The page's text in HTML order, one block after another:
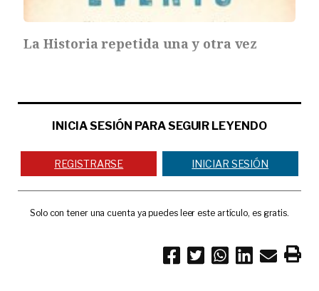
La Historia repetida una y otra vez
INICIA SESIÓN PARA SEGUIR LEYENDO
REGISTRARSE INICIAR SESIÓN
Solo con tener una cuenta ya puedes leer este artículo, es gratis.